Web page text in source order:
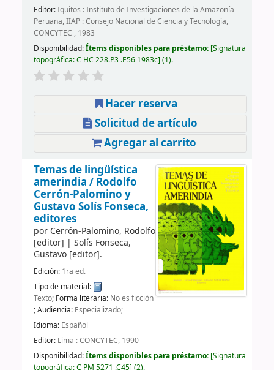
Editor:Iquitos : Instituto de Investigaciones de la Amazonía
Peruana, IIAP : Consejo Nacional de Ciencia y Tecnología,
CONCYTEC , 1983
Disponibilidad:Ítems disponibles para préstamo: Signatura
topográfica:C HC 228.P3 .E56 1983c (1).
Hacer reserva
Solicitud de artículo
Agregar al carrito
Temas de lingüística
amerindia / Rodolfo
Cerrón-Palomino y
Gustavo Solís Fonseca,
editores
por Cerrón-Palomino, Rodolfo
[editor] | Solís Fonseca,
Gustavo[editor].
Edición: 1ra ed.
Tipo de material:
Texto; Forma literaria: No es ficción
; Audiencia: Especializado;
Idioma: Español
Editor: Lima : CONCYTEC, 1990
Disponibilidad:Ítems disponibles para préstamo: Signatura
topográfica:C PM 5271 .C45 (2).